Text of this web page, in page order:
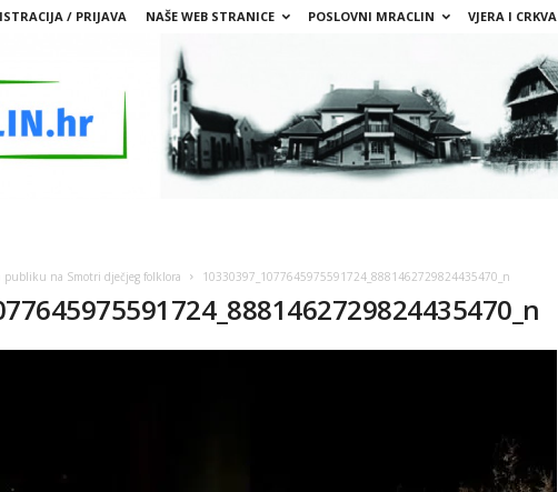
/ PRIJAVA NAŠE WEB STRANICE POSLOVNI MRACLIN VJERA I CRKVA
publiku na Smotri dječjeg folklora 10330397_1077645975591724_8881462729824435470_n